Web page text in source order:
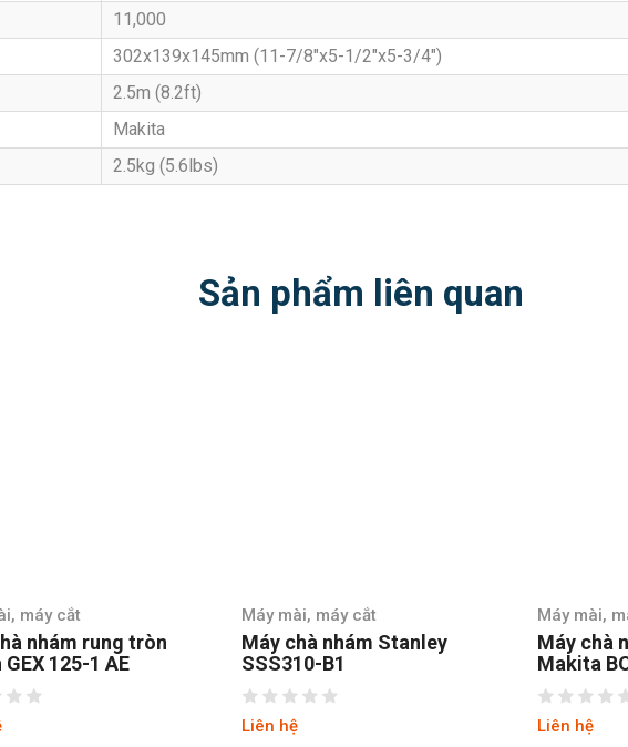
11,000
302x139x145mm (11-7/8″x5-1/2″x5-3/4″)
2.5m (8.2ft)
Makita
2.5kg (5.6lbs)
Sản phẩm liên quan
cắt
rung tròn
125-1 AE
Máy mài, máy cắt
Máy chà nhám Stanley
SSS310-B1
Liên hệ
Máy mài, máy cắt
Máy chà
Makita
Liên hệ